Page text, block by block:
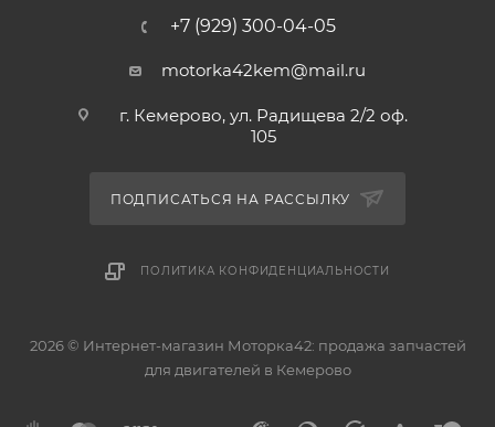
+7 (929) 300-04-05
motorka42kem@mail.ru
г. Кемерово, ул. Радищева 2/2 оф.
105
ПОДПИСАТЬСЯ НА РАССЫЛКУ
ПОЛИТИКА КОНФИДЕНЦИАЛЬНОСТИ
2026 © Интернет-магазин Моторка42: продажа запчастей
для двигателей в Кемерово